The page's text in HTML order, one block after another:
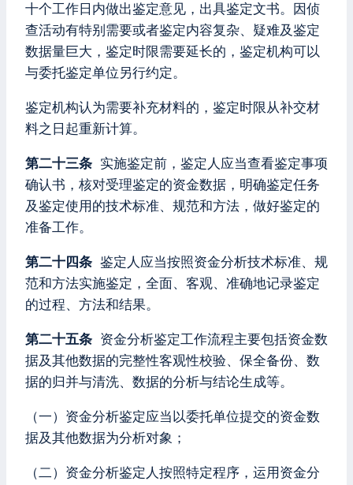
十个工作日内做出鉴定意见，出具鉴定文书。因侦
查活动有特别需要或者鉴定内容复杂、疑难及鉴定
数据量巨大，鉴定时限需要延长的，鉴定机构可以
与委托鉴定单位另行约定。
鉴定机构认为需要补充材料的，鉴定时限从补交材
料之日起重新计算。
第二十三条 实施鉴定前，鉴定人应当查看鉴定事项
确认书，核对受理鉴定的资金数据，明确鉴定任务
及鉴定使用的技术标准、规范和方法，做好鉴定的
准备工作。
第二十四条 鉴定人应当按照资金分析技术标准、规
范和方法实施鉴定，全面、客观、准确地记录鉴定
的过程、方法和结果。
第二十五条 资金分析鉴定工作流程主要包括资金数
据及其他数据的完整性客观性校验、保全备份、数
据的归并与清洗、数据的分析与结论生成等。
（一）资金分析鉴定应当以委托单位提交的资金数
据及其他数据为分析对象；
（二）资金分析鉴定人按照特定程序，运用资金分